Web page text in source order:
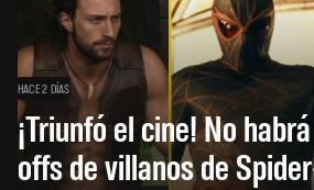
HACE 2 DÍAS
¡Triunfó el cine! No
offs de villanos de